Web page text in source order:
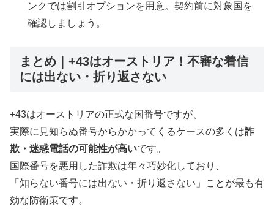
ンクでは割引オプションを用意。契約前に対象国を
確認しましょう。
まとめ｜+43はオーストリア！不審な着信
には出ない・折り返さない
+43はオーストリアの正式な国番号ですが、
実際に見知らぬ番号からかかってくるケースの多くは詐
欺・迷惑電話の可能性が高いです。
国際番号を悪用した詐欺は年々巧妙化しており、
「知らない番号には出ない・折り返さない」ことが最も有
効な防衛策です。